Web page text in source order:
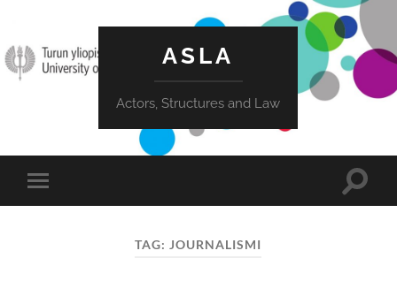
ASLA
Actors, Structures and Law
Toggle
mobile
Toggle
TAG: JOURNALISMI